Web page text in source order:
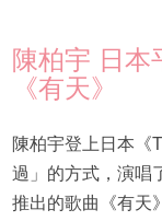
陳柏宇 日本
《有天》
陳柏宇登上日本《
過」的方式，演唱
推出的歌曲《有天